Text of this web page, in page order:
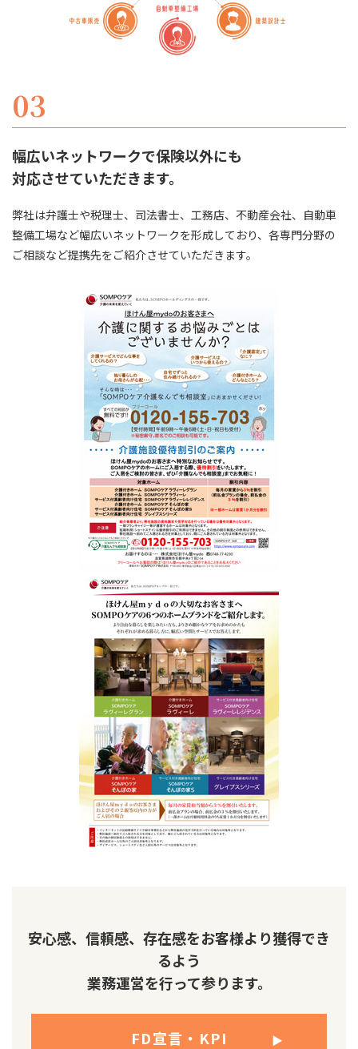
03
幅広いネットワークで保険以外にも
​​​​​​​対応させていただきます。
弊社は弁護士や税理士、司法書士、工務店、不動産会社、自動車
整備工場など幅広いネットワークを形成しており、各専門分野の
ご相談など提携先をご紹介させていただきます。
安心感、信頼感、存在感をお客様より獲得でき
るよう
​​​​​​​ 業務運営を行って参ります。
FD宣言・KPI